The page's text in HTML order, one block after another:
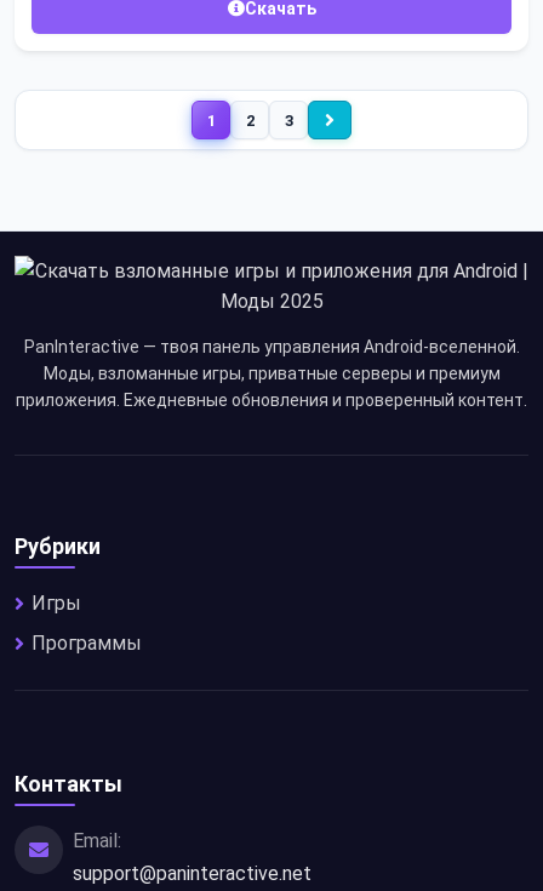
Скачать
1 2 3
PanInteractive — твоя панель управления Android-вселенной.
Моды, взломанные игры, приватные серверы и премиум
приложения. Ежедневные обновления и проверенный контент.
Рубрики
Игры
Программы
Контакты
Email:
support@paninteractive.net